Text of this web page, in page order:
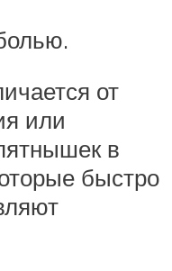
от
или
в
быстро